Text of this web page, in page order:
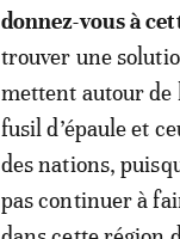
donnez-vous à
trouver une
mettent autour de
fusil d’épaule et
des nations,
pas continuer à